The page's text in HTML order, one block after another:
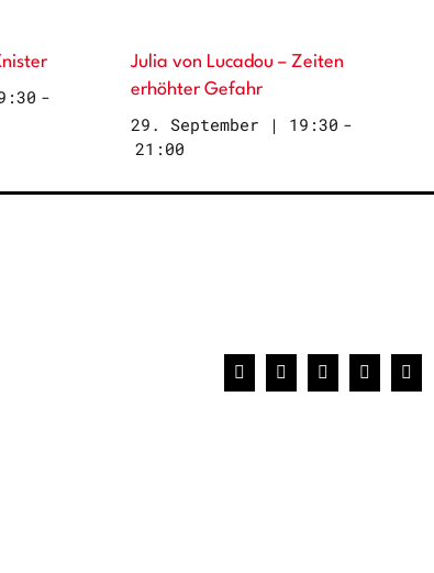
-
Julia von Lucadou – Zeiten
erhöhter Gefahr
29. September | 19:30 -
21:00
Facebook
X WhatsAppPinterest
E-